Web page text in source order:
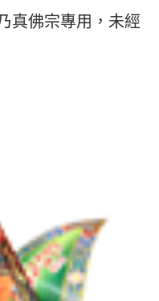
真佛宗專用，未經